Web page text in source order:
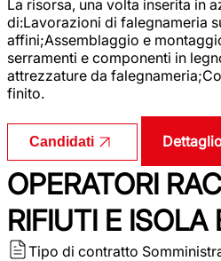
La risorsa, una volta inserita in
di:Lavorazioni di falegnameria
affini;Assemblaggio e
serramenti e componenti in
attrezzature da
finito.
Candidati
OPERATORI
RIFIUTI E ISOLA
Tipo di contratto